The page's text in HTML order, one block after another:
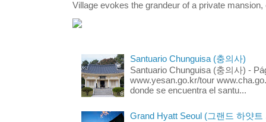
Village evokes the grandeur of a private
Santuario Chunguisa (충의사)
Santuario Chunguisa (충의사) -
www.yesan.go.kr/tour
donde se encuentra el santu...
Grand Hyatt Seoul (그랜드 하얏트